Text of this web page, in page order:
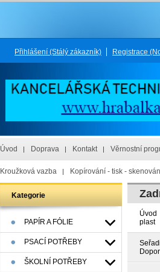
Přihlášení (Stálý zákazník) Registrace
Úvod Doprava Kontakt Věrnostní
Kroužková vazba Kopírování - tisk -
Kategorie
PAPÍR A FÓLIE
PSACÍ POTŘEBY
ŠKOLNÍ POTŘEBY
Úvod
plast